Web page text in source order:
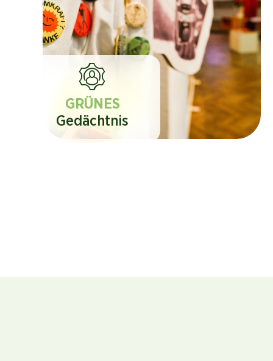
GRÜNES
Gedächtnis